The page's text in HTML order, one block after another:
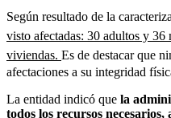
Según resultado de la
visto afectadas: 30 adultos y 36
viviendas. Es de destacar que
afectaciones a su integridad
La entidad indicó que la
todos los recursos